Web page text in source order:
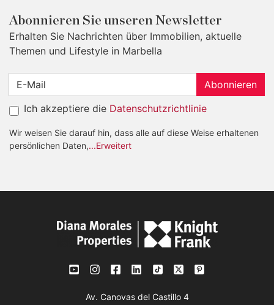
Abonnieren Sie unseren Newsletter
Erhalten Sie Nachrichten über Immobilien, aktuelle
Themen und Lifestyle in Marbella
Abonnieren
Ich akzeptiere die Datenschutzrichtlinie
Wir weisen Sie darauf hin, dass alle auf diese Weise erhaltenen
persönlichen Daten,...Erweitert
Av. Canovas del Castillo 4